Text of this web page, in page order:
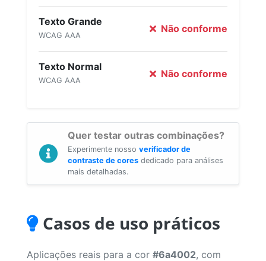
Texto Grande
WCAG AAA
Não conforme
Texto Normal
WCAG AAA
Não conforme
Quer testar outras combinações?
Experimente nosso verificador de
contraste de cores dedicado para análises
mais detalhadas.
Casos de uso práticos
Aplicações reais para a cor #6a4002, com